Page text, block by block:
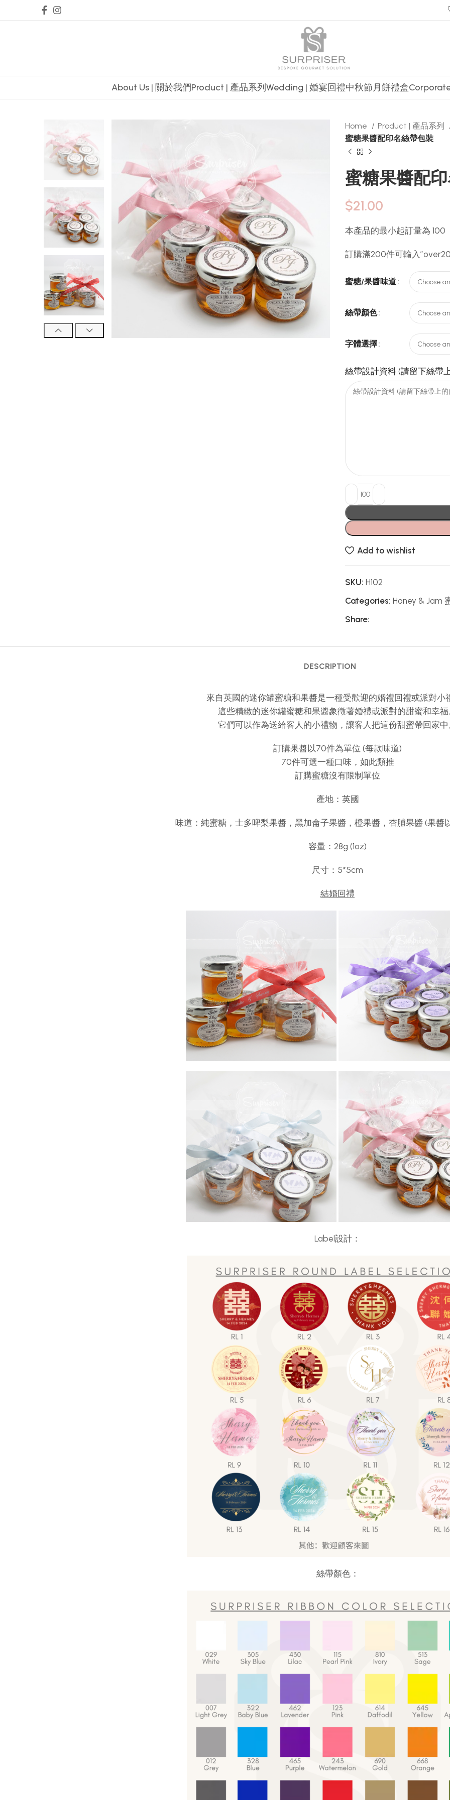
About Us | 關於我們Product | 產品系列 Wedding | 婚宴回禮中秋節月餅禮盒
Home Product | 產品系列
蜜糖果醬配印名絲帶包裝
蜜糖果醬配
$21.00
本產品的最小起訂量為 100
訂購滿200件可輸入
蜜糖/果醬味道
絲帶顏色
字體選擇
絲帶設計資料 (請留下絲帶
Add to wishlist
SKU: H102
Categories: Honey & Jam
Share:
DESCRIPTION
來自英國的迷你罐蜜糖和果醬是一種受歡迎的婚禮回禮或派對小
這些精緻的迷你罐蜜糖和果醬象徵著婚禮或派對的甜蜜和幸福
它們可以作為送給客人的小禮物，讓客人把這份甜蜜帶回家中
訂購果醬以70件為單位 (每款味道)
70件可選一種口味，如此類推
訂購蜜糖沒有限制單位
產地：英國
味道：純蜜糖，士多啤梨果醬，黑加侖子果醬，橙果醬，杏脯果醬 (果醬
容量：28g (1oz)
尺寸：5*5cm
結婚回禮
Label設計：
絲帶顏色：